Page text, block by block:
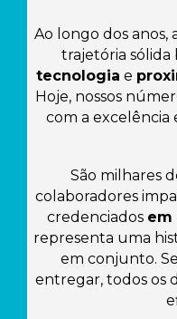
Ao longo dos anos,
trajetória sólida
tecnologia e
Hoje, nossos
com a excelência
São milhares
colaboradores
credenciados em
representa uma
em conjunto.
entregar, todos os